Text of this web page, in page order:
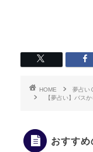
HOME
夢占い
【夢占い】バス
おすす